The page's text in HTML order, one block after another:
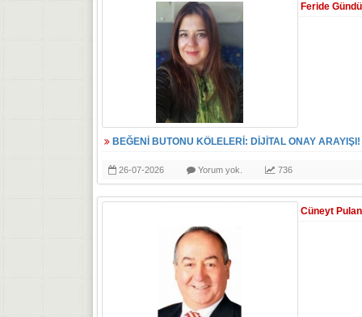
Feride
BEĞENİ BUTONU KÖLELERİ: DİJİTAL ONAY ARAYIŞI!
26-07-2026 Yorum yok. 736
Cüneyt